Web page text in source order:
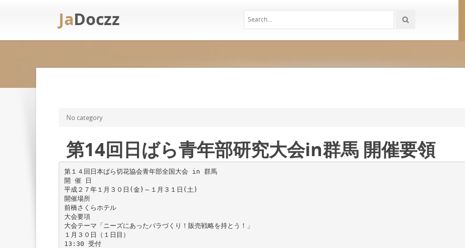
JaDoczz
No category
第14回日ばら青年部研究大会in群馬 開催要領
第１４回日本ばら切花協会青年部全国大会 in 群馬
開 催 日
平成２７年１月３０日(金)～１月３１日(土)
開催場所
前橋さくらホテル
大会要項
大会テーマ「ニーズにあったバラづくり！販売戦略を持とう！」
１月３０日（１日目）
13:30 受付